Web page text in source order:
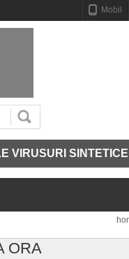
Mobil
SINTETICE
ORA